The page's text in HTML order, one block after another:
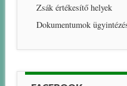
Zsák értékesítő helyek
Dokumentumok